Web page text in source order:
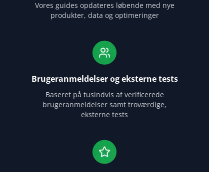
Vores guides opdateres løbende med nye
produkter, data og optimeringer
Brugeranmeldelser og eksterne tests
Baseret på tusindvis af verificerede
brugeranmeldelser samt troværdige,
eksterne tests